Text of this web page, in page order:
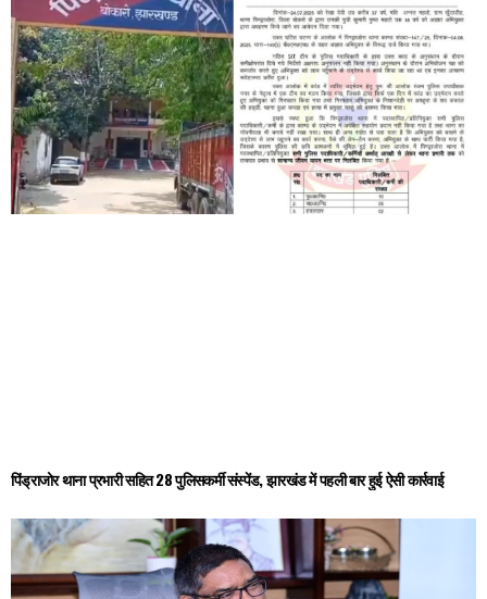
पिंड्राजोर थाना प्रभारी सहित 28 पुलिसकर्मी संस्पेंड, झारखंड में पहली बार हुई ऐसी कार्रवाई